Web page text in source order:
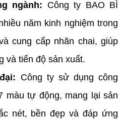
ngành: Công ty BAO BÌ
năm kinh nghiệm trong
cung cấp nhãn chai, giúp
và tiến độ sản xuất.
Công ty sử dụng công
màu tự động, mang lại sản
nét, bền đẹp và đáp ứng